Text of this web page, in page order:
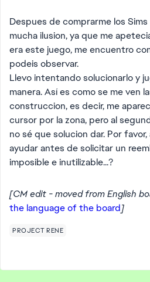
Despues de comprarme los
mucha ilusion, ya que me
era este juego, me encuentro
podeis observar.
Llevo intentando solucionarlo y
manera. Así es como se me ven
construccion, es decir, me
cursor por la zona, pero al
no sé que solucion dar. Por
ayudar antes de solicitar un
imposible e inutilizable...?
[CM edit - moved from English
the language of the board]
PROJECT RENE